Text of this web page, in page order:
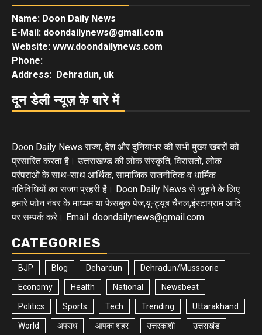
Name: Doon Daily News
E-Mail: doondailynews@gmail.com
Website: www.doondailynews.com
Phone:
Address: Dehradun, uk
दून डेली न्यूज़ के बारे में
Doon Daily News राज्य, देश और दुनियाभर की सभी मुख्य खबरों को
प्रसारित करता है। उत्तराखण्ड की लोक संस्कृति, विरासतों, लोक
परंपराओ के साथ-साथ आर्थिक, सामाजिक राजनीतिक व धार्मिक
गतिविधियों का सजग प्रहरी है। Doon Daily News से जुड़ने के लिए
हमारे फोन नंबर के माध्यम या फेसबुक पेज,यू-ट्यूब चैनल,इंस्टाग्राम आदि
पर सम्पर्क करे। Email: doondailynews@gmail.com
CATEGORIES
BJP Blog Dehardun Dehradun/Mussoorie
Economy Health National Newsbeat
Politics Sports Tech Trending Uttarakhand
World अपराध आपका शहर उत्तरकाशी उत्तराखंड